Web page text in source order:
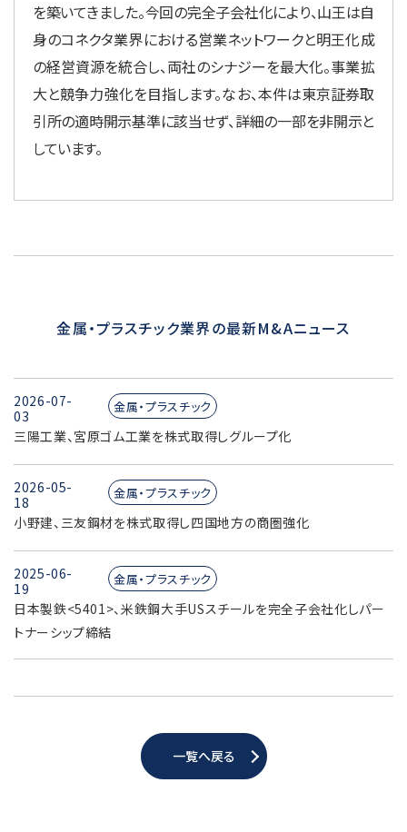
を築いてきました。今回の完全子会社化により、山王は自
身のコネクタ業界における営業ネットワークと明王化成
の経営資源を統合し、両社のシナジーを最大化。事業拡
大と競争力強化を目指します。なお、本件は東京証券取
引所の適時開示基準に該当せず、詳細の一部を非開示と
しています。
金属・プラスチック業界の最新M&Aニュース
2026-07-
03
金属・プラスチック
三陽工業、宮原ゴム工業を株式取得しグループ化
2026-05-
18
金属・プラスチック
小野建、三友鋼材を株式取得し四国地方の商圏強化
2025-06-
19
金属・プラスチック
日本製鉄<5401>、米鉄鋼大手USスチールを完全子会社化しパー
トナーシップ締結
一覧へ戻る